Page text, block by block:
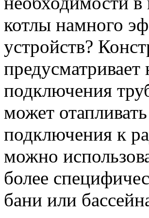
котлы намного
устройств?
подключения
может
подключения к
можно
более
бани или